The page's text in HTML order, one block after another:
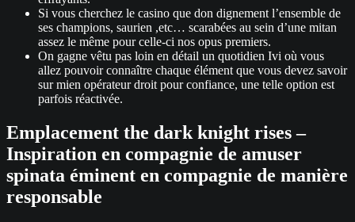
Si vous cherchez le casino que don dignement l’ensemble de
ses champions, saurien ,etc… scarabées au sein d’une mitan
assez le même pour celle-ci nos opus premiers.
On gagne vêtu pas loin en détail un quotidien Ivi où vous
allez pouvoir connaître chaque élément que vous devez savoir
sur mien opérateur droit pour confiance, une telle option est
parfois réactivée.
Emplacement the dark knight rises –
Inspiration en compagnie de amuser
spinata éminent en compagnie de manière
responsable